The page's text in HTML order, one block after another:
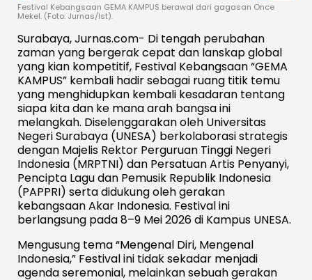
Festival Kebangsaan GEMA KAMPUS berawal dari gagasan Once
Mekel. (Foto: Jurnas/Ist).
Surabaya, Jurnas.com- Di tengah perubahan
zaman yang bergerak cepat dan lanskap global
yang kian kompetitif, Festival Kebangsaan “GEMA
KAMPUS” kembali hadir sebagai ruang titik temu
yang menghidupkan kembali kesadaran tentang
siapa kita dan ke mana arah bangsa ini
melangkah. Diselenggarakan oleh Universitas
Negeri Surabaya (UNESA) berkolaborasi strategis
dengan Majelis Rektor Perguruan Tinggi Negeri
Indonesia (MRPTNI) dan Persatuan Artis Penyanyi,
Pencipta Lagu dan Pemusik Republik Indonesia
(PAPPRI) serta didukung oleh gerakan
kebangsaan Akar Indonesia. Festival ini
berlangsung pada 8–9 Mei 2026 di Kampus UNESA.
Mengusung tema “Mengenal Diri, Mengenal
Indonesia,” Festival ini tidak sekadar menjadi
agenda seremonial, melainkan sebuah gerakan